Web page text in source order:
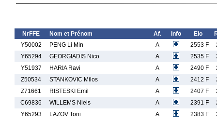
NrFFE Nom et Prénom Af. Info Elo
Y50002
PENG Li Min A 2553 F
Y65294
GEORGIADIS Nico A 2535 F
Y51937
HARIA Ravi A 2490 F
Z50534
STANKOVIC Milos A 2412 F
Z71661
RISTESKI Emil A 2407 F
C69836
WILLEMS Niels A 2391 F
Y65293
LAZOV Toni A 2383 F